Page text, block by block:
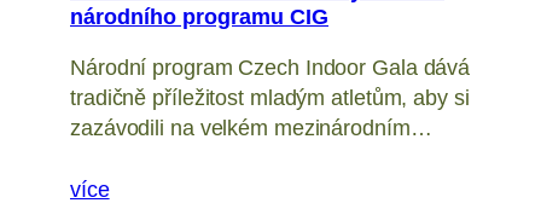
národního programu CIG
Národní program Czech Indoor Gala dává
tradičně příležitost mladým atletům, aby si
zazávodili na velkém mezinárodním…
více